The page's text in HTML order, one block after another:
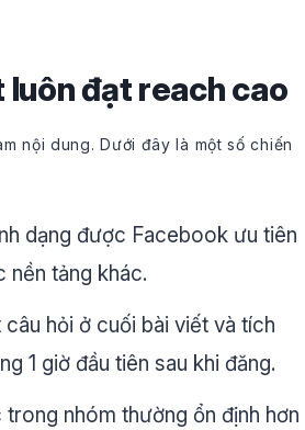
luôn đạt reach cao
nội dung. Dưới đây là một số chiến
dạng được Facebook ưu tiên
nền tảng khác.
câu hỏi ở cuối bài viết và tích
1 giờ đầu tiên sau khi đăng.
nhóm thường ổn định hơn